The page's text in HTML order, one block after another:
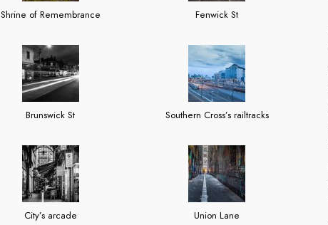
Shrine of Remembrance Fenwick St
Brunswick St Southern Cross’s railtracks
City’s arcade Union Lane